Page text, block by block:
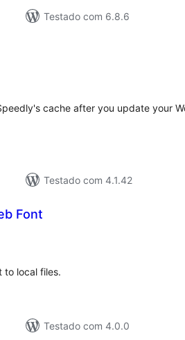
Testado com 6.8.6
cache after you update your
Testado com 4.1.42
Font
to local files.
Testado com 4.0.0